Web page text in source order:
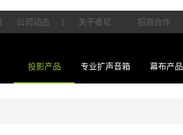
| 公司动态 | 关于者尼 招商合作
投影产品 专业扩声音箱 幕布产品